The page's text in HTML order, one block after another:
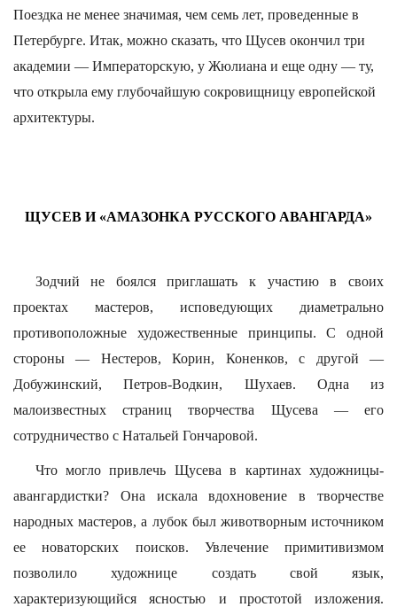
Поездка не менее значимая, чем семь лет, проведенные в
Петербурге. Итак, можно сказать, что Щусев окончил три
академии — Императорскую, у Жюлиана и еще одну — ту,
что открыла ему глубочайшую сокровищницу европейской
архитектуры.
ЩУСЕВ И «АМАЗОНКА РУССКОГО АВАНГАРДА»
Зодчий не боялся приглашать к участию в своих
проектах мастеров, исповедующих диаметрально
противоположные художественные принципы. С одной
стороны — Нестеров, Корин, Коненков, с другой —
Добужинский, Петров-Водкин, Шухаев. Одна из
малоизвестных страниц творчества Щусева — его
сотрудничество с Натальей Гончаровой.
Что могло привлечь Щусева в картинах художницы-
авангардистки? Она искала вдохновение в творчестве
народных мастеров, а лубок был животворным источником
ее новаторских поисков. Увлечение примитивизмом
позволило художнице создать свой язык,
характеризующийся ясностью и простотой изложения.